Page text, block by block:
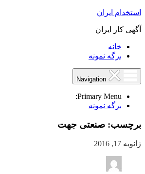
استخدام ایران
آگهی کار ایران
خانه
برگه نمونه
Primary Menu:
برگه نمونه
برچسب: صنعتی جهت
ژانویه 17, 2016